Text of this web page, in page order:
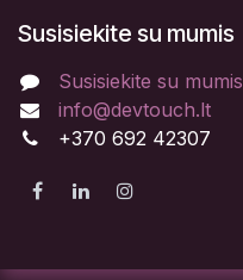
Susisiekite su mumis
Susisiekite su mumis
info@devtouch.lt
+370 692 42307